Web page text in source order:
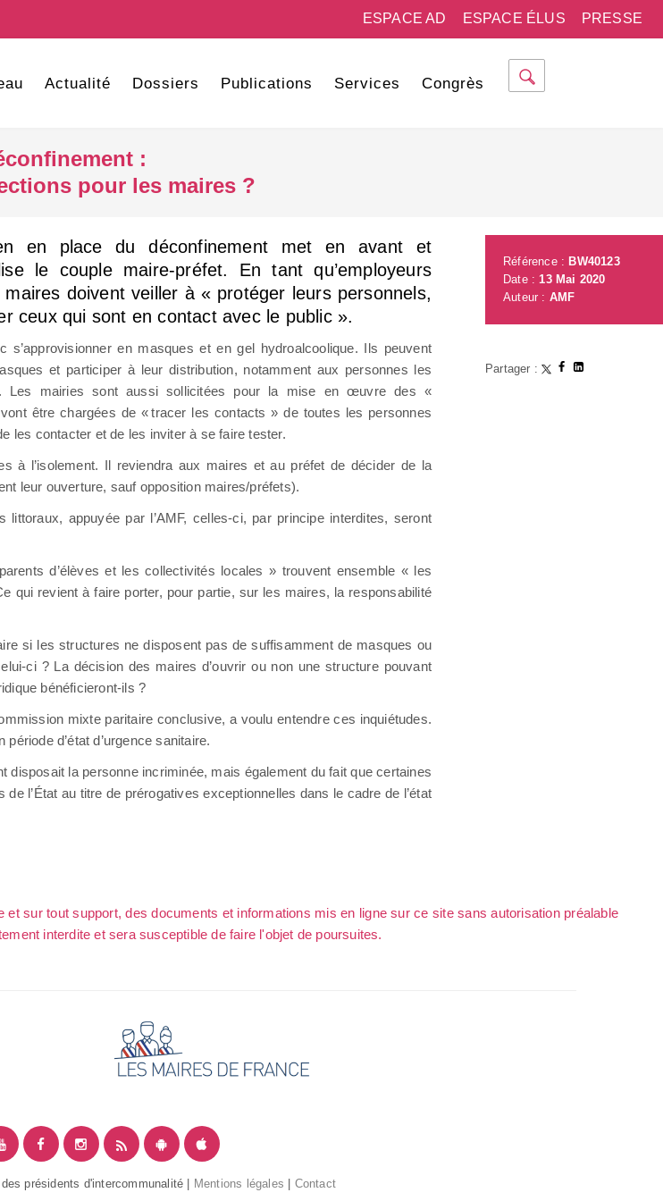
PRESSE
ESPACE ÉLUS
ESPACE AD
Actualité Dossiers Publications Services Congrès
:
pour les maires ?
en place du déconfinement met en avant et
le couple maire-préfet. En tant qu’employeurs
maires doivent veiller à « protéger leurs personnels,
ceux qui sont en contact avec le public ».
s’approvisionner en masques et en gel hydroalcoolique. Ils peuvent
et participer à leur distribution, notamment aux personnes les
Les mairies sont aussi sollicitées pour la mise en œuvre des «
être chargées de « tracer les contacts » de toutes les personnes
les contacter et de les inviter à se faire tester.
à l’isolement. Il reviendra aux maires et au préfet de décider de la
leur ouverture, sauf opposition maires/préfets).
appuyée par l’AMF, celles-ci, par principe interdites, seront
d’élèves et les collectivités locales » trouvent ensemble « les
qui revient à faire porter, pour partie, sur les maires, la responsabilité
si les structures ne disposent pas de suffisamment de masques ou
ci ? La décision des maires d’ouvrir ou non une structure pouvant
bénéficieront-ils ?
mixte paritaire conclusive, a voulu entendre ces inquiétudes.
d’état d’urgence sanitaire.
la personne incriminée, mais également du fait que certaines
l’État au titre de prérogatives exceptionnelles dans le cadre de l’état
Référence : BW40123
Date :13 Mai 2020
Auteur : AMF
Partager :
sur tout support, des documents et informations mis en ligne sur ce site sans autorisation préalable
interdite et sera susceptible de faire l'objet de poursuites.
présidents d'intercommunalité | Mentions légales | Contact